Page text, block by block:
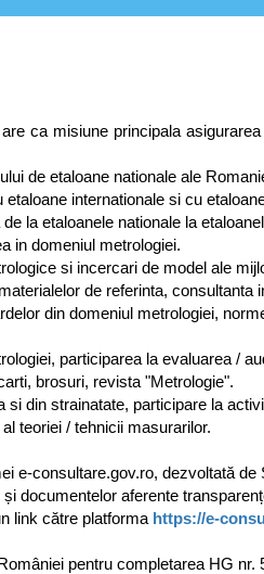
ca misiune principala
de etaloane nationale ale
internationale si cu
la etaloanele nationale la
in domeniul metrologiei.
si incercari de model ale
de referinta, consultanta
din domeniul metrologiei,
participarea la evaluarea /
brosuri, revista "Metrologie".
si din strainatate, participare la
teoriei / tehnicii masurarilor.
e-consultare.gov.ro, dezvoltată
documentelor aferente
link către platforma https://e-
pentru completarea HG